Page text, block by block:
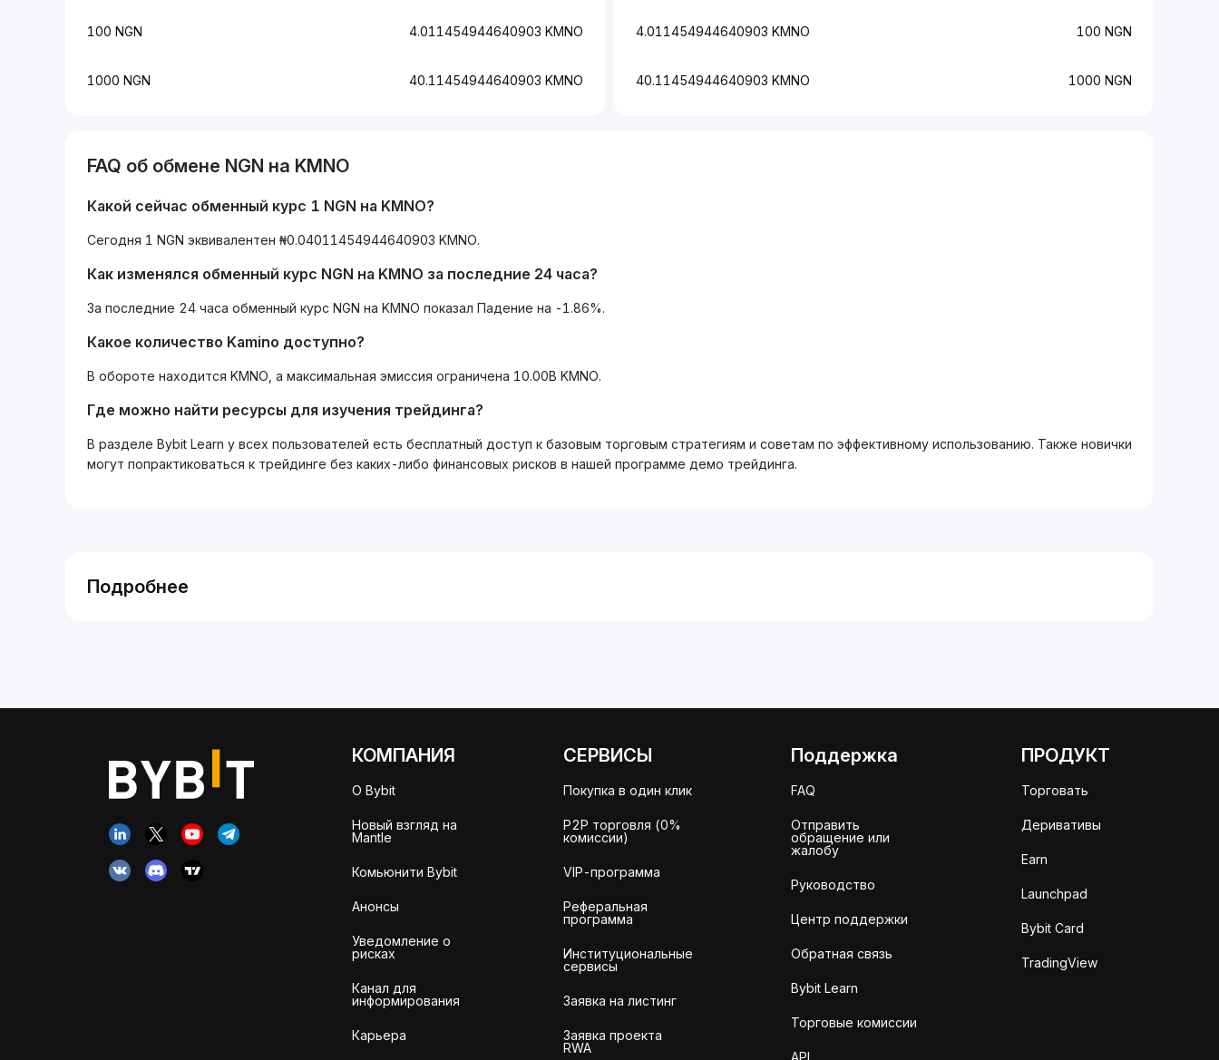
4.011454944640903 KMNO 100 NGN
40.11454944640903 KMNO 1000 NGN
100 NGN 4.011454944640903 KMNO
1000 NGN 40.11454944640903 KMNO
FAQ об обмене NGN на KMNO
Какой сейчас обменный курс 1 NGN на KMNO?
Сегодня 1 NGN эквивалентен ₦0.04011454944640903 KMNO.
Как изменялся обменный курс NGN на KMNO за последние 24 часа?
За последние 24 часа обменный курс NGN на KMNO показал Падение на -1.86%.
Какое количество Kamino доступно?
В обороте находится KMNO, а максимальная эмиссия ограничена 10.00B KMNO.
Где можно найти ресурсы для изучения трейдинга?
В разделе Bybit Learn у всех пользователей есть бесплатный доступ к базовым торговым стратегиям и советам по эффективному использованию. Также новички
могут попрактиковаться к трейдинге без каких-либо финансовых рисков в нашей программе демо трейдинга.
Подробнее
КОМПАНИЯ
О Bybit
Новый взгляд на
Mantle
Комьюнити Bybit
Анонсы
Уведомление о
рисках
Канал для
информирования
Карьера
СЕРВИСЫ
Покупка в один клик
P2P торговля (0%
комиссии)
VIP-программа
Реферальная
программа
Институциональные
сервисы
Заявка на листинг
Заявка проекта
RWA
Поддержка
FAQ
Отправить
обращение или
жалобу
Руководство
Центр поддержки
Обратная связь
Bybit Learn
Торговые комиссии
API
ПРОДУКТ
Торговать
Деривативы
Earn
Launchpad
Bybit Card
TradingView